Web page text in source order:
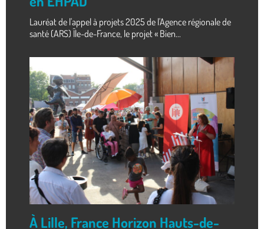
Lauréat de l'appel à projets 2025 de l'Agence régionale de
santé (ARS) Île-de-France, le projet « Bien...
À Lille, France Horizon Hauts-de-